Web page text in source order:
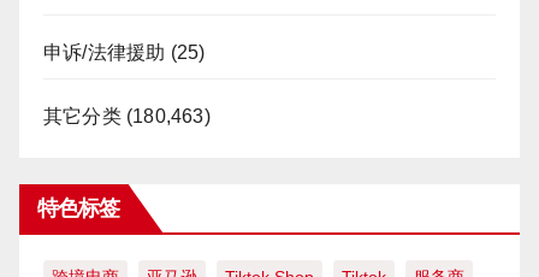
申诉/法律援助 (25)
其它分类(180,463)
特色标签